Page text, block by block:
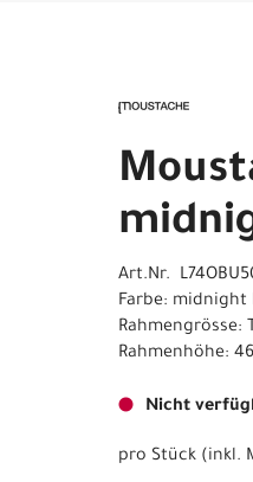
Art.Nr.
Farbe: midnight
Rahmengrösse:
Rahmenhöhe:
Nicht
pro Stück (inkl.